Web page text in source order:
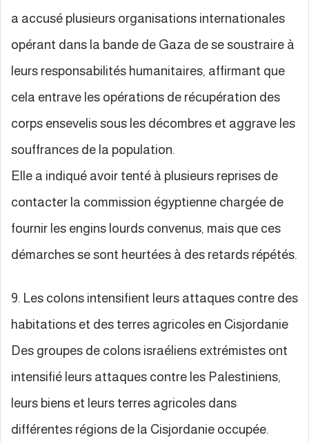
a accusé plusieurs organisations internationales
opérant dans la bande de Gaza de se soustraire à
leurs responsabilités humanitaires, affirmant que
cela entrave les opérations de récupération des
corps ensevelis sous les décombres et aggrave les
souffrances de la population.
Elle a indiqué avoir tenté à plusieurs reprises de
contacter la commission égyptienne chargée de
fournir les engins lourds convenus, mais que ces
démarches se sont heurtées à des retards répétés.
9. Les colons intensifient leurs attaques contre des
habitations et des terres agricoles en Cisjordanie
Des groupes de colons israéliens extrémistes ont
intensifié leurs attaques contre les Palestiniens,
leurs biens et leurs terres agricoles dans
différentes régions de la Cisjordanie occupée.